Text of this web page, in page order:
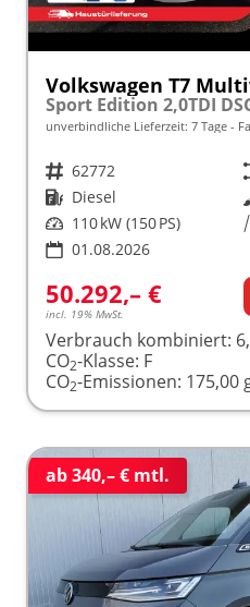
Volkswagen T7
Sport Edition 2,0TDI
unverbindliche Lieferzeit: 7 Tage
Fahrzeugnr. 62772
Kraftstoff Diesel
Leistung 110 kW (150 PS)
01.08.2026
50.292,– €
incl. 19% MwSt.
Verbrauch kombiniert:
CO2-Klasse: F
CO2-Emissionen: 175,00
ab 340,– € mtl.